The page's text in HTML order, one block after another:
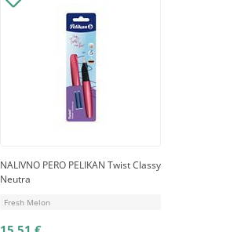
NALIVNO PERO PELIKAN Twist Classy
Neutra
Fresh Melon